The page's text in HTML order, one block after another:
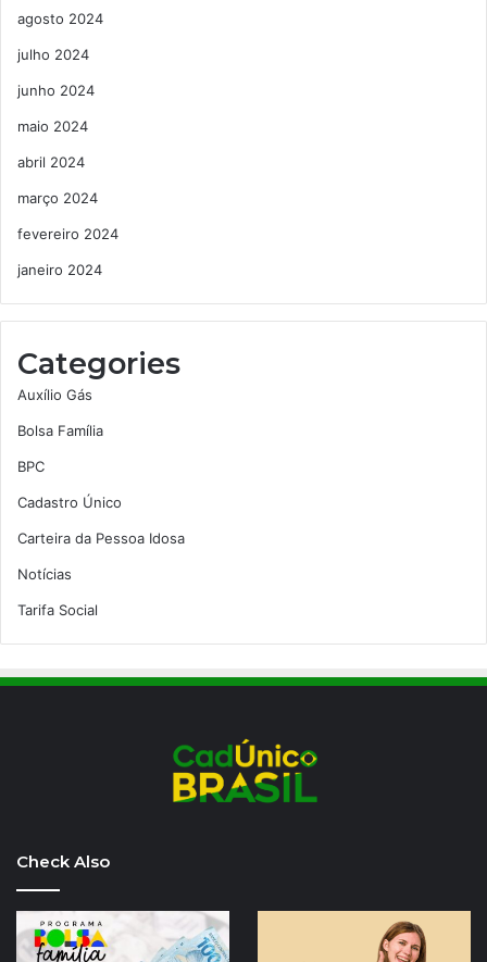
agosto 2024
julho 2024
junho 2024
maio 2024
abril 2024
março 2024
fevereiro 2024
janeiro 2024
Categories
Auxílio Gás
Bolsa Família
BPC
Cadastro Único
Carteira da Pessoa Idosa
Notícias
Tarifa Social
Check Also